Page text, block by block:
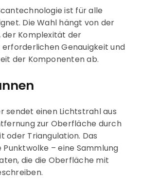
ist für alle
Die Wahl hängt von der
der Komplexität der
Genauigkeit und
der Komponenten ab.
sendet einen Lichtstrahl aus
zur Oberfläche durch
oder Triangulation. Das
Punktwolke – eine Sammlung
die die Oberfläche mit